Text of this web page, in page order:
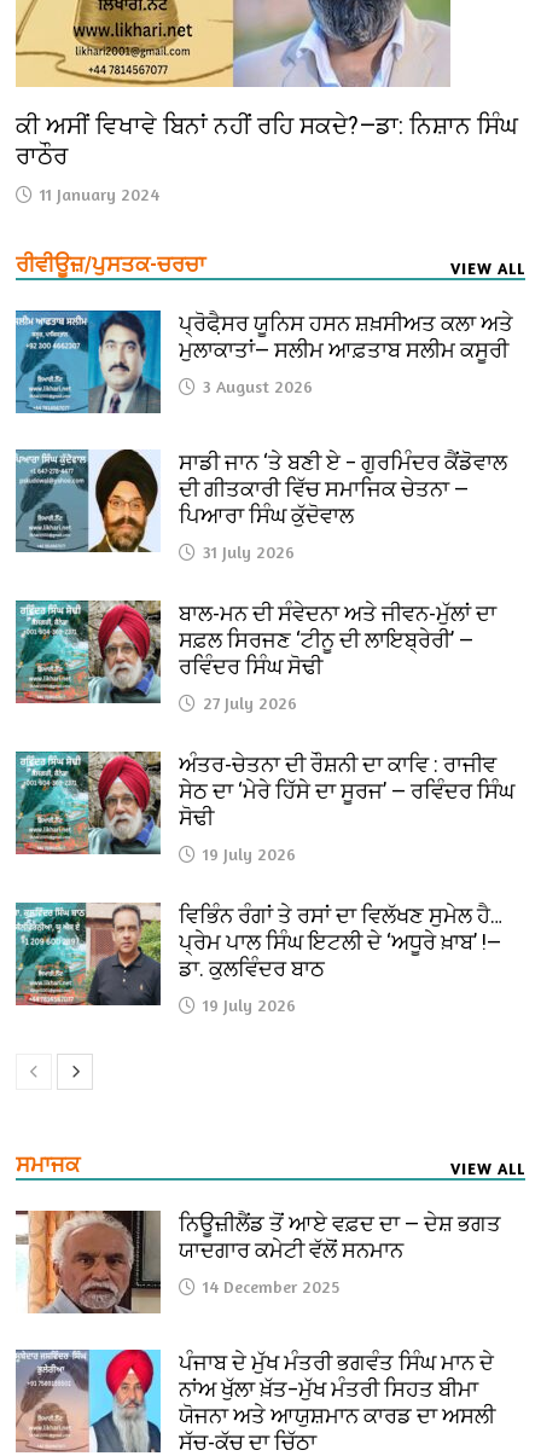
ਕੀ ਅਸੀਂ ਵਿਖਾਵੇ ਬਿਨਾਂ ਨਹੀਂ ਰਹਿ ਸਕਦੇ?—ਡਾ: ਨਿਸ਼ਾਨ ਸਿੰਘ
ਰਾਠੌਰ
11 January 2024
ਰੀਵੀਊਜ਼/ਪੁਸਤਕ-ਚਰਚਾ VIEW ALL
ਪ੍ਰੋਫੈ਼ਸਰ ਯੂਨਿਸ ਹਸਨ ਸ਼ਖ਼ਸੀਅਤ ਕਲਾ ਅਤੇ
ਮੁਲਾਕਾਤਾਂ— ਸਲੀਮ ਆਫ਼ਤਾਬ ਸਲੀਮ ਕਸੂਰੀ
3 August 2026
ਸਾਡੀ ਜਾਨ ‘ਤੇ ਬਣੀ ਏ – ਗੁਰਮਿੰਦਰ ਕੈਂਡੋਵਾਲ
ਦੀ ਗੀਤਕਾਰੀ ਵਿੱਚ ਸਮਾਜਿਕ ਚੇਤਨਾ —
ਪਿਆਰਾ ਸਿੰਘ ਕੁੱਦੋਵਾਲ
31 July 2026
ਬਾਲ-ਮਨ ਦੀ ਸੰਵੇਦਨਾ ਅਤੇ ਜੀਵਨ-ਮੁੱਲਾਂ ਦਾ
ਸਫ਼ਲ ਸਿਰਜਣ ‘ਟੀਨੂ ਦੀ ਲਾਇਬ੍ਰੇਰੀ’ —
ਰਵਿੰਦਰ ਸਿੰਘ ਸੋਢੀ
27 July 2026
ਅੰਤਰ-ਚੇਤਨਾ ਦੀ ਰੌਸ਼ਨੀ ਦਾ ਕਾਵਿ : ਰਾਜੀਵ
ਸੇਠ ਦਾ ‘ਮੇਰੇ ਹਿੱਸੇ ਦਾ ਸੂਰਜ’ — ਰਵਿੰਦਰ ਸਿੰਘ
ਸੋਢੀ
19 July 2026
ਵਿਭਿੰਨ ਰੰਗਾਂ ਤੇ ਰਸਾਂ ਦਾ ਵਿਲੱਖਣ ਸੁਮੇਲ ਹੈ…
ਪ੍ਰੇਮ ਪਾਲ ਸਿੰਘ ਇਟਲੀ ਦੇ ‘ਅਧੂਰੇ ਖ਼ਾਬ’ !—
ਡਾ. ਕੁਲਵਿੰਦਰ ਬਾਠ
19 July 2026
ਸਮਾਜਕ VIEW ALL
ਨਿਊਜ਼ੀਲੈਂਡ ਤੋਂ ਆਏ ਵਫ਼ਦ ਦਾ — ਦੇਸ਼ ਭਗਤ
ਯਾਦਗਾਰ ਕਮੇਟੀ ਵੱਲੋਂ ਸਨਮਾਨ
14 December 2025
ਪੰਜਾਬ ਦੇ ਮੁੱਖ ਮੰਤਰੀ ਭਗਵੰਤ ਸਿੰਘ ਮਾਨ ਦੇ
ਨਾਂਅ ਖੁੱਲਾ ਖ਼ੱਤ–ਮੁੱਖ ਮੰਤਰੀ ਸਿਹਤ ਬੀਮਾ
ਯੋਜਨਾ ਅਤੇ ਆਯੁਸ਼ਮਾਨ ਕਾਰਡ ਦਾ ਅਸਲੀ
ਸੱਚ-ਕੱਚ ਦਾ ਚਿੱਠਾ